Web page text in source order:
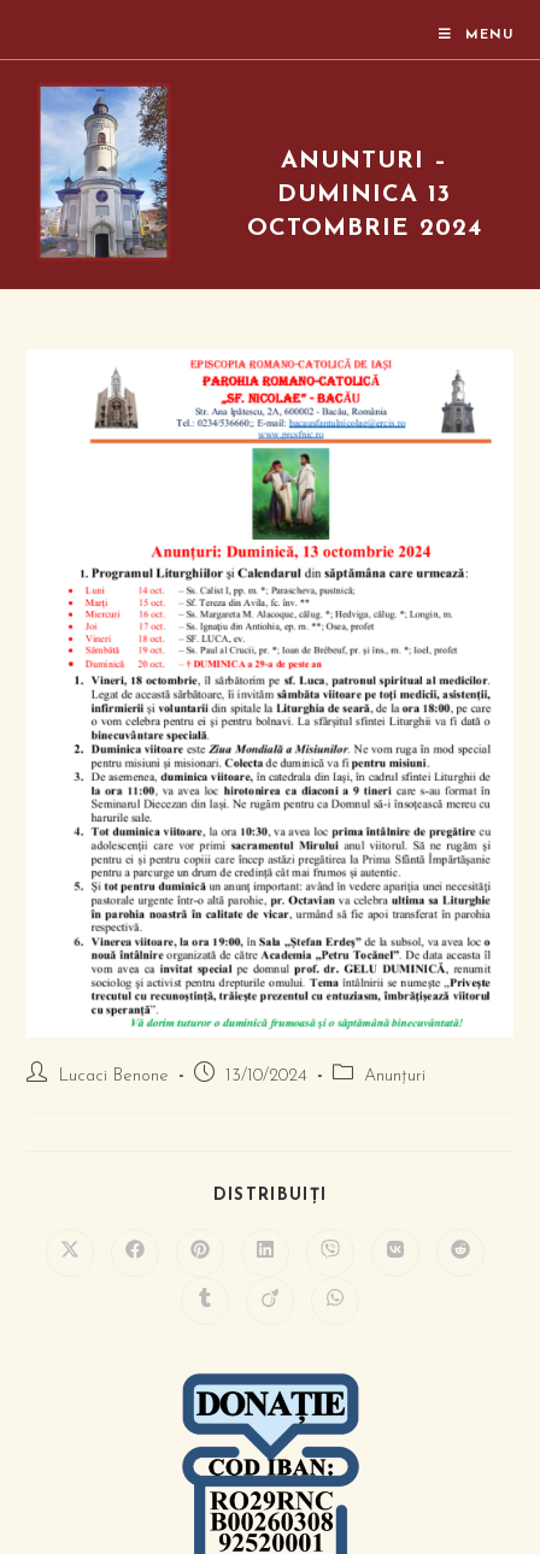
MENU
ANUNTURI –
DUMINICA 13
OCTOMBRIE 2024
Lucaci Benone 13/10/2024 Anunțuri
DISTRIBUIȚI